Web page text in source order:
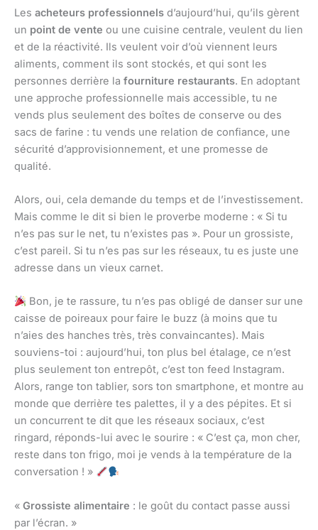
Les acheteurs professionnels d’aujourd’hui, qu’ils gèrent
un point de vente ou une cuisine centrale, veulent du lien
et de la réactivité. Ils veulent voir d’où viennent leurs
aliments, comment ils sont stockés, et qui sont les
personnes derrière la fourniture restaurants. En adoptant
une approche professionnelle mais accessible, tu ne
vends plus seulement des boîtes de conserve ou des
sacs de farine : tu vends une relation de confiance, une
sécurité d’approvisionnement, et une promesse de
qualité.
Alors, oui, cela demande du temps et de l’investissement.
Mais comme le dit si bien le proverbe moderne : « Si tu
n’es pas sur le net, tu n’existes pas ». Pour un grossiste,
c’est pareil. Si tu n’es pas sur les réseaux, tu es juste une
adresse dans un vieux carnet.
Bon, je te rassure, tu n’es pas obligé de danser sur une
caisse de poireaux pour faire le buzz (à moins que tu
n’aies des hanches très, très convaincantes). Mais
souviens-toi : aujourd’hui, ton plus bel étalage, ce n’est
plus seulement ton entrepôt, c’est ton feed Instagram.
Alors, range ton tablier, sors ton smartphone, et montre au
monde que derrière tes palettes, il y a des pépites. Et si
un concurrent te dit que les réseaux sociaux, c’est
ringard, réponds-lui avec le sourire : « C’est ça, mon cher,
reste dans ton frigo, moi je vends à la température de la
conversation ! »
« Grossiste alimentaire : le goût du contact passe aussi
par l’écran. »